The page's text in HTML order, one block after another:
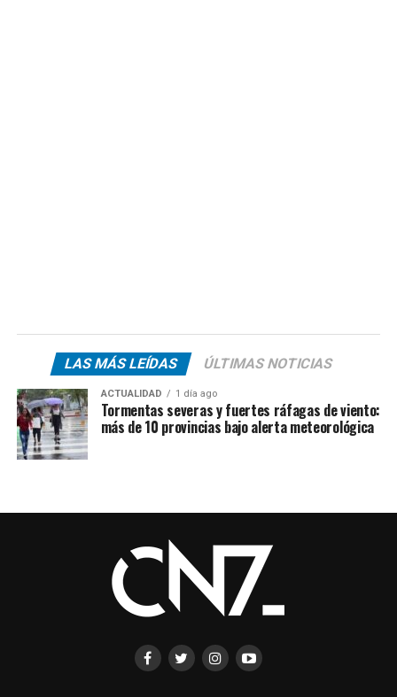
LAS MÁS LEÍDAS ÚLTIMAS NOTICIAS
ACTUALIDAD 1 día ago
Tormentas severas y fuertes ráfagas de viento:
más de 10 provincias bajo alerta meteorológica